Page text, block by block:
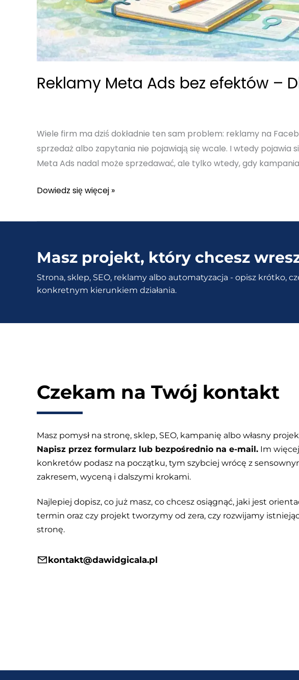
Reklamy Meta Ads bez efektów –
Wiele firm ma dziś dokładnie ten sam problem: reklamy na
sprzedaż albo zapytania nie pojawiają się wcale. I wtedy pojawia
Meta Ads nadal może sprzedawać, ale tylko wtedy, gdy
Reklamy
Ads
efektów
–
Dlaczego
Facebook
nie
Dowiedz się więcej »
Masz projekt, który chcesz
Strona, sklep, SEO, reklamy albo automatyzacja - opisz krótko,
konkretnym kierunkiem działania.
Czekam na Twój kontakt
Masz pomysł na stronę, sklep, SEO, kampanię albo własny
Napisz przez formularz lub bezpośrednio na e-mail. Im więcej
konkretów podasz na początku, tym szybciej wrócę z
zakresem, wyceną i dalszymi krokami.
Najlepiej dopisz, co już masz, co chcesz osiągnąć, jaki jest
termin oraz czy projekt tworzymy od zera, czy rozwijamy
stronę.
kontakt@dawidgicala.pl